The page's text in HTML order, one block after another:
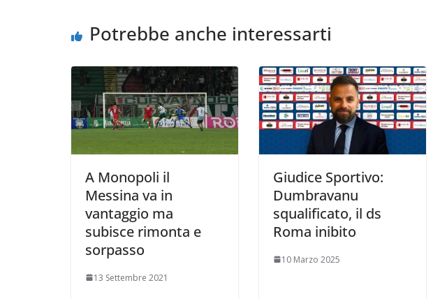
o
r
Potrebbe anche interessarti
A Monopoli il
Messina va in
vantaggio ma
subisce rimonta e
sorpasso
13 Settembre 2021
Giudice Sportivo:
Dumbravanu
squalificato, il ds
Roma inibito
10 Marzo 2025